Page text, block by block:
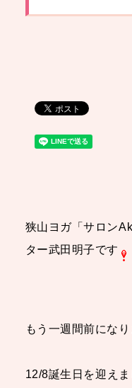
狭山ヨガ「サロン
ター武田明子です
もう一週間前になり
12/8誕生日を迎えま